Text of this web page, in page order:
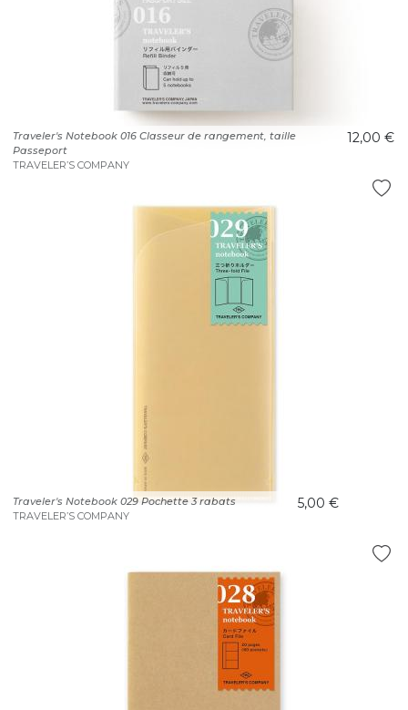
Traveler's Notebook 016 Classeur de rangement, taille
Passeport
TRAVELER’S COMPANY
12,00 €
Traveler's Notebook 029 Pochette 3 rabats
TRAVELER’S COMPANY
5,00 €